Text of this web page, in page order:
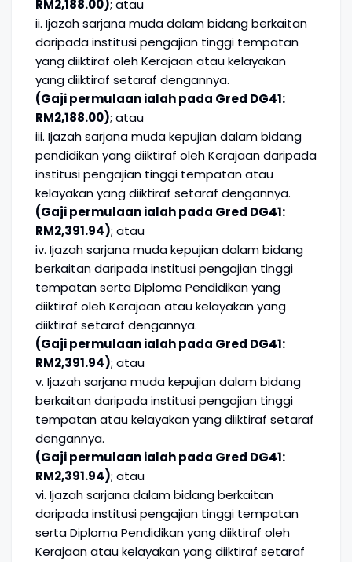
RM2,188.00); atau
ii. Ijazah sarjana muda dalam bidang berkaitan
daripada institusi pengajian tinggi tempatan
yang diiktiraf oleh Kerajaan atau kelayakan
yang diiktiraf setaraf dengannya.
(Gaji permulaan ialah pada Gred DG41:
RM2,188.00); atau
iii. Ijazah sarjana muda kepujian dalam bidang
pendidikan yang diiktiraf oleh Kerajaan daripada
institusi pengajian tinggi tempatan atau
kelayakan yang diiktiraf setaraf dengannya.
(Gaji permulaan ialah pada Gred DG41:
RM2,391.94); atau
iv. Ijazah sarjana muda kepujian dalam bidang
berkaitan daripada institusi pengajian tinggi
tempatan serta Diploma Pendidikan yang
diiktiraf oleh Kerajaan atau kelayakan yang
diiktiraf setaraf dengannya.
(Gaji permulaan ialah pada Gred DG41:
RM2,391.94); atau
v. Ijazah sarjana muda kepujian dalam bidang
berkaitan daripada institusi pengajian tinggi
tempatan atau kelayakan yang diiktiraf setaraf
dengannya.
(Gaji permulaan ialah pada Gred DG41:
RM2,391.94); atau
vi. Ijazah sarjana dalam bidang berkaitan
daripada institusi pengajian tinggi tempatan
serta Diploma Pendidikan yang diiktiraf oleh
Kerajaan atau kelayakan yang diiktiraf setaraf